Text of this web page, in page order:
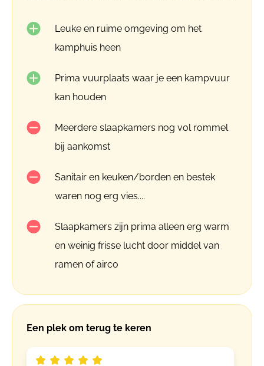
Leuke en ruime omgeving om het
kamphuis heen
Prima vuurplaats waar je een kampvuur
kan houden
Meerdere slaapkamers nog vol rommel
bij aankomst
Sanitair en keuken/borden en bestek
waren nog erg vies....
Slaapkamers zijn prima alleen erg warm
en weinig frisse lucht door middel van
ramen of airco
Een plek om terug te keren